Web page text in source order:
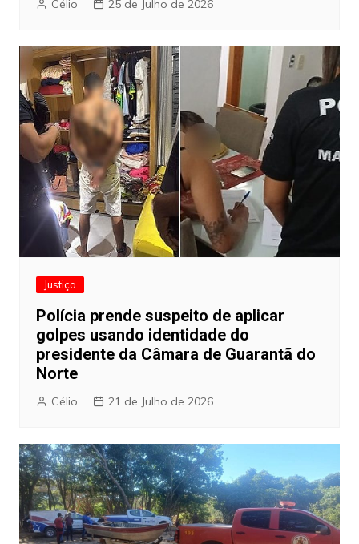
Célio 25 de Julho de 2026
Justiça
Polícia prende suspeito de aplicar
golpes usando identidade do
presidente da Câmara de Guarantã do
Norte
Célio 21 de Julho de 2026